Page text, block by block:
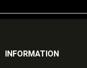
INFORMATION